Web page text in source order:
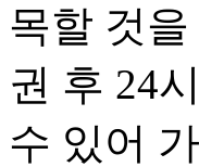
목할 것
권 후 24
수 있어